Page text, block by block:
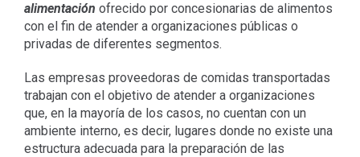
alimentación ofrecido por concesionarias de alimentos
con el fin de atender a organizaciones públicas o
privadas de diferentes segmentos.
Las empresas proveedoras de comidas transportadas
trabajan con el objetivo de atender a organizaciones
que, en la mayoría de los casos, no cuentan con un
ambiente interno, es decir, lugares donde no existe una
estructura adecuada para la preparación de las